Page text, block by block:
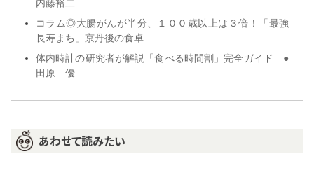
内藤裕二
コラム◎大腸がんが半分、１００歳以上は３倍！「最強
長寿まち」京丹後の食卓
体内時計の研究者が解説「食べる時間割」完全ガイド ●
田原 優
あわせて読みたい